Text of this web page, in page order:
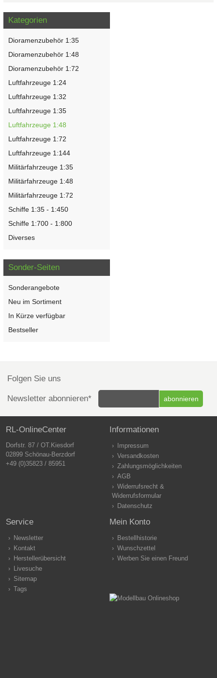
Kategorien
Dioramenzubehör 1:35
Dioramenzubehör 1:48
Dioramenzubehör 1:72
Luftfahrzeuge 1:24
Luftfahrzeuge 1:32
Luftfahrzeuge 1:35
Luftfahrzeuge 1:48
Luftfahrzeuge 1:72
Luftfahrzeuge 1:144
Militärfahrzeuge 1:35
Militärfahrzeuge 1:48
Militärfahrzeuge 1:72
Schiffe 1:35 - 1:450
Schiffe 1:700 - 1:800
Diverses
Sonder-Seiten
Sonderangebote
Neu im Sortiment
In Kürze verfügbar
Bestseller
Folgen Sie uns
Newsletter abonnieren*
RL-OnlineCenter
Dorfstr. 87 / OT.Kiesdorf
02899 Schönau-Berzdorf
+49 (0)35823 / 85951
Informationen
Impressum
Versandkosten
Zahlungsmöglichkeiten
AGB
Widerrufsrecht &
Widerrufsformular
Datenschutz
Service
Newsletter
Kontakt
Herstellerübersicht
Livesuche
Sitemap
Tags
Mein Konto
Bestellhistorie
Wunschzettel
Werben Sie einen Freund